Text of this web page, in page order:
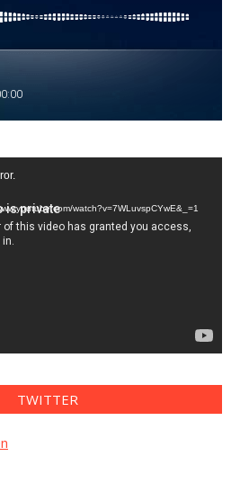
watch?v=7WLuvspCYwE&_=1
TWITTER